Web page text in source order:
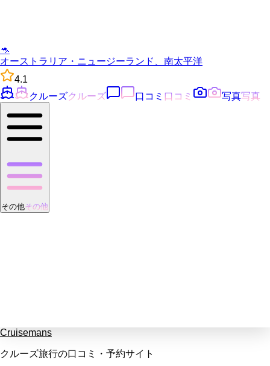
🦘
オーストラリア・ニュージーランド、南太平洋
4.1
クルーズクルーズ 口コミ 口コミ 写真写真
その他その他
Cruisemans
クルーズ旅行の口コミ・予約サイト